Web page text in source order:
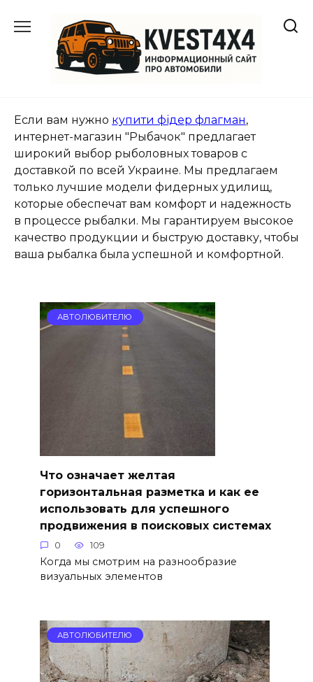
содержанию
Если вам нужно купити фідер флагман,
интернет-магазин "Рыбачок" предлагает
широкий выбор рыболовных товаров с
доставкой по всей Украине. Мы предлагаем
только лучшие модели фидерных удилищ,
которые обеспечат вам комфорт и надежность
в процессе рыбалки. Мы гарантируем высокое
качество продукции и быструю доставку, чтобы
ваша рыбалка была успешной и комфортной.
АВТОЛЮБИТЕЛЮ
Что означает желтая
горизонтальная разметка и как ее
использовать для успешного
продвижения в поисковых системах
0 109
Когда мы смотрим на разнообразие
визуальных элементов
АВТОЛЮБИТЕЛЮ